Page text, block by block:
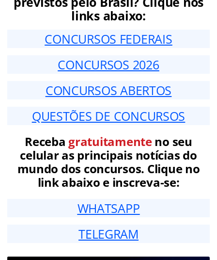
links abaixo:
CONCURSOS FEDERAIS
CONCURSOS 2026
CONCURSOS ABERTOS
QUESTÕES DE CONCURSOS
Receba gratuitamenteno seu
celular as principais notícias do
mundo dos concursos. Clique no
link abaixo e inscreva-se:
WHATSAPP
TELEGRAM